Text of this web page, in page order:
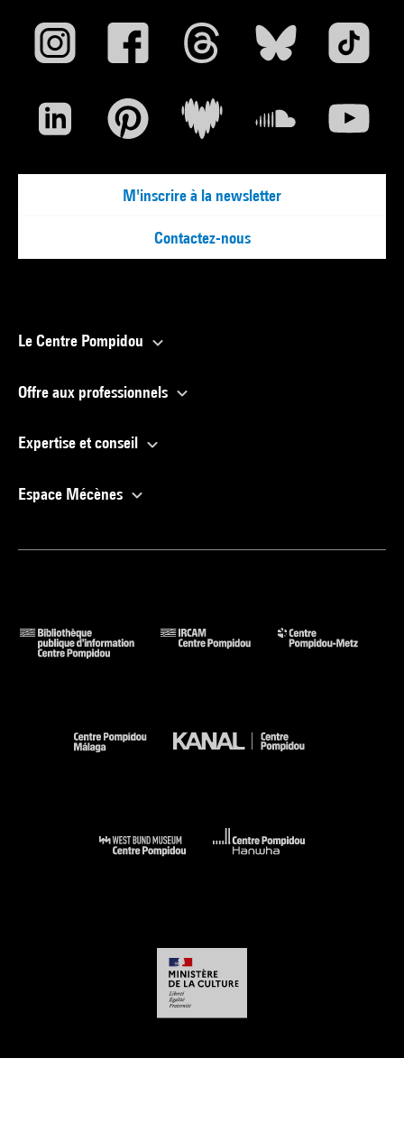
M'inscrire à la newsletter
Contactez-nous
Le Centre Pompidou
Offre aux professionnels
Expertise et conseil
Espace Mécènes